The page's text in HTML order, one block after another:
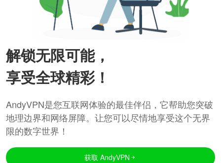
解锁无限可能，
享受全球精彩！
AndyVPN是您互联网体验的最佳伴侣，它帮助您突破
地理边界和网络屏障。让您可以尽情地享受这个无界
限的数字世界！
获取 AndyVPN